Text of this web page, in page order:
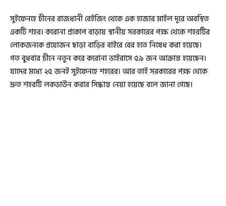
সুইফেনহে চীনের রাজধানী বেইজিং থেকে এক হাজার মাইল দূরে অবস্থিত
একটি শহর। করোনা প্রকোপ বাড়ায় স্থানীয় সরকারের পক্ষ থেকে শহরটির
লোকজনকে প্রয়োজন ছাড়া বাড়ির বাইরে বের হতে নিষেধ করা হয়েছে।
গত বুধবার চীনে নতুন করে করোনা ভাইরাসে ৫৯ জন আক্রান্ত হয়েছেন।
যাদের মধ্যে ২৫ জনই সুইফেনহে শহরের। আর তাই সরকারের পক্ষ থেকে
দ্রুত শহরটি লকডাউন করার সিদ্ধান্ত নেয়া হয়েছে বলে জানা গেছে।